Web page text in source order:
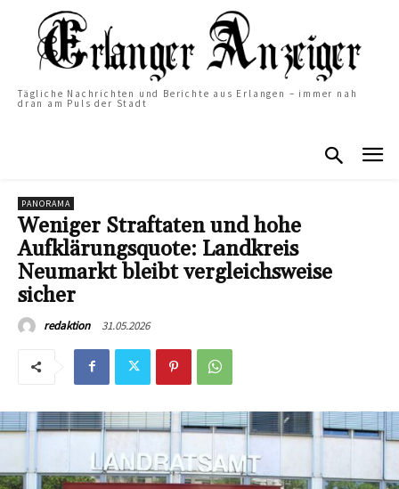
Tägliche Nachrichten und Berichte aus Erlangen – immer nah
dran am Puls der Stadt
PANORAMA
Weniger Straftaten und hohe
Aufklärungsquote: Landkreis
Neumarkt bleibt vergleichsweise
sicher
redaktion 31.05.2026